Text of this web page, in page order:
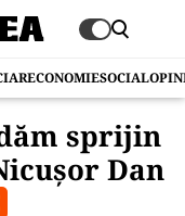
ECONOMIESOCIAL
sprijin
Dan